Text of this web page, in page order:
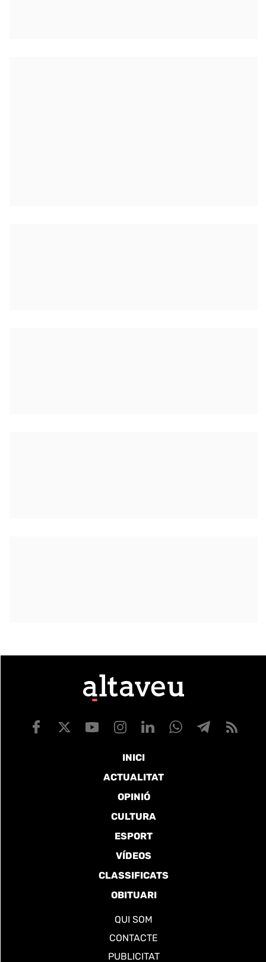
INICI
ACTUALITAT
OPINIÓ
CULTURA
ESPORT
VÍDEOS
CLASSIFICATS
OBITUARI
QUI SOM
CONTACTE
PUBLICITAT